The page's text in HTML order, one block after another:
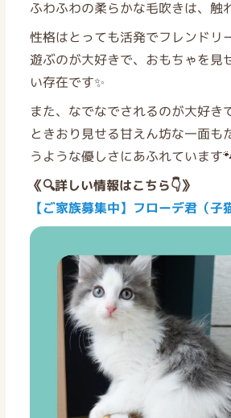
ふわふわの柔らかな毛吹きは、触
性格はとっても活発でフレンドリ
遊ぶのが大好きで、おもちゃを見
い存在です✨
また、なでなでされるのが大好き
ときおり見せる甘えん坊な一面も
うような優しさにあふれています
《🔍詳しい情報はこちら👇》
【ご家族募集中】フローデ君（子